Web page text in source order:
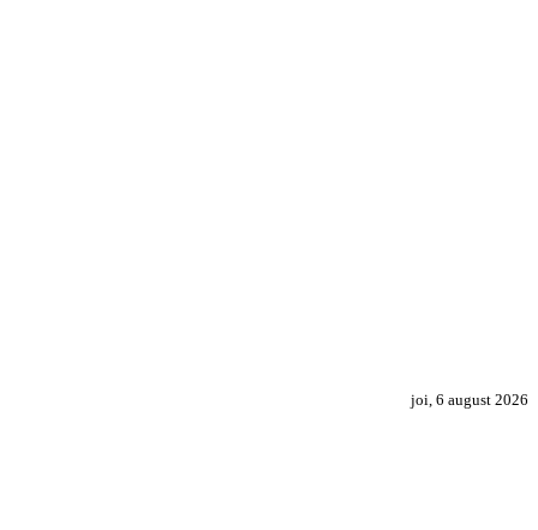
joi, 6 august 2026